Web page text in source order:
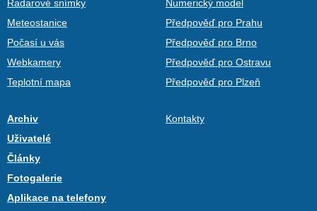
Radarové snímky
Meteostanice
Počasí u vás
Webkamery
Teplotní mapa
Numerický model
Předpověď pro Prahu
Předpověď pro Brno
Předpověď pro Ostravu
Předpověď pro Plzeň
Archiv
Uživatelé
Články
Fotogalerie
Aplikace na telefony
Kontakty